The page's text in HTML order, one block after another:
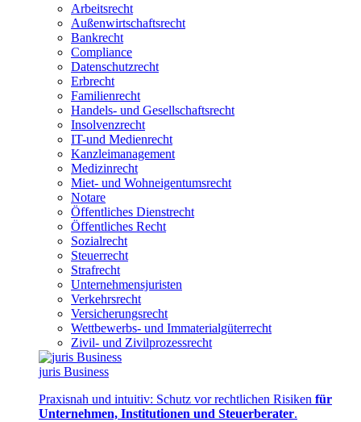
Arbeitsrecht
Außenwirtschaftsrecht
Bankrecht
Compliance
Datenschutzrecht
Erbrecht
Familienrecht
Handels- und Gesellschaftsrecht
Insolvenzrecht
IT-und Medienrecht
Kanzleimanagement
Medizinrecht
Miet- und Wohneigentumsrecht
Notare
Öffentliches Dienstrecht
Öffentliches Recht
Sozialrecht
Steuerrecht
Strafrecht
Unternehmensjuristen
Verkehrsrecht
Versicherungsrecht
Wettbewerbs- und Immaterialgüterrecht
Zivil- und Zivilprozessrecht
juris Business
Praxisnah und intuitiv: Schutz vor rechtlichen Risiken für
Unternehmen, Institutionen und Steuerberater.